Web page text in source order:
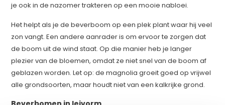
je ook in de nazomer trakteren op een mooie nabloei.
Het helpt als je de beverboom op een plek plant waar hij veel
zon vangt. Een andere aanrader is om ervoor te zorgen dat
de boom uit de wind staat. Op die manier heb je langer
plezier van de bloemen, omdat ze niet snel van de boom af
geblazen worden. Let op: de magnolia groeit goed op vrijwel
alle grondsoorten, maar houdt niet van een kalkrijke grond.